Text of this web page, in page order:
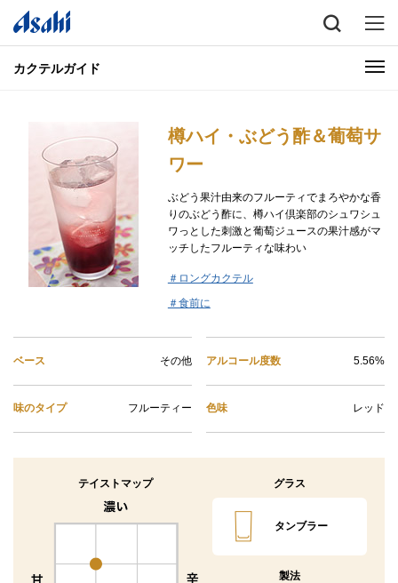
カクテルガイド
樽ハイ・ぶどう酢＆葡萄サ
ワー
ぶどう果汁由来のフルーティでまろやかな香
りのぶどう酢に、樽ハイ倶楽部のシュワシュ
ワっとした刺激と葡萄ジュースの果汁感がマ
ッチしたフルーティな味わい
＃ロングカクテル
＃食前に
ベース その他
味のタイプ フルーティー
アルコール度数 5.56%
色味 レッド
テイストマップ グラス
タンブラー
製法